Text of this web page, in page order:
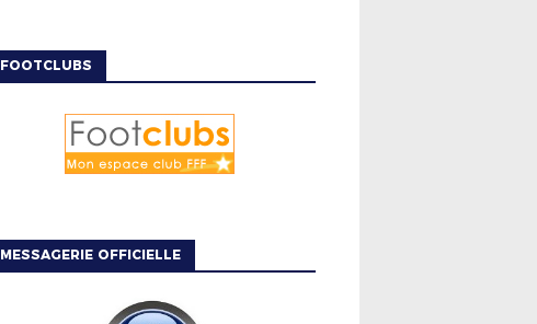
FOOTCLUBS
MESSAGERIE OFFICIELLE